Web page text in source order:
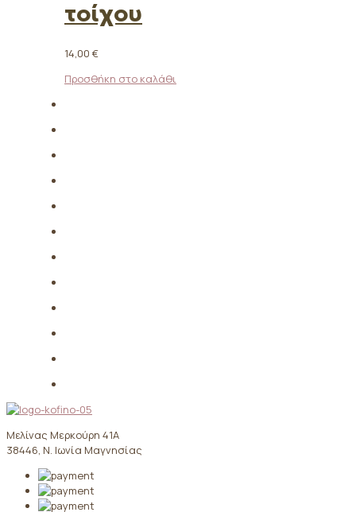
τοίχου
14,00 €
Προσθήκη στο καλάθι
Μελίνας Μερκούρη 41Α
38446, Ν. Ιωνία Μαγνησίας